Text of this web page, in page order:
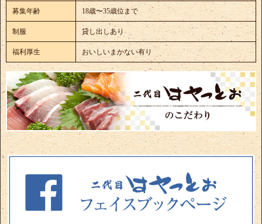
募集年齢 18歳〜35歳位まで
制服 貸し出しあり
福利厚生 おいしいまかない有り